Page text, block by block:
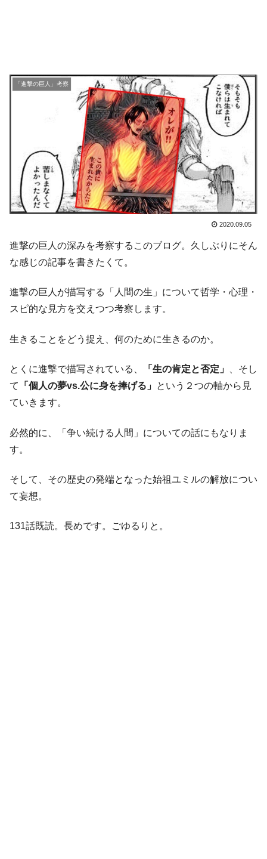
「進撃の巨人」考察
2020.09.05
進撃の巨人の深みを考察するこのブログ。久しぶりにそん
な感じの記事を書きたくて。
進撃の巨人が描写する「人間の生」について哲学・心理・
スピ的な見方を交えつつ考察します。
生きることをどう捉え、何のために生きるのか。
とくに進撃で描写されている、 「生の肯定と否定」
、そし
て
「個人の夢vs.公に身を捧げる」 という２つの軸から見
ていきます。
必然的に、「争い続ける人間」についての話にもなりま
す。
そして、その歴史の発端となった始祖ユミルの解放につい
て妄想。
131話既読。長めです。ごゆるりと。